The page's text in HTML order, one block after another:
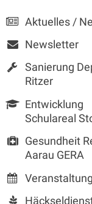
Aktuelles /
Newsletter
Sanierung
Ritzer
Entwicklung
Schulareal
Gesundheit
Aarau GERA